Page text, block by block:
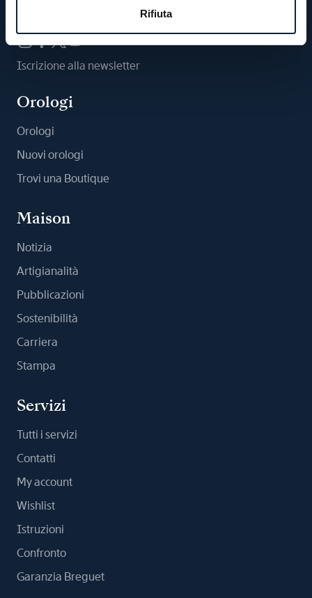
Rifiuta
Iscrizione alla newsletter
Orologi
Orologi
Nuovi orologi
Trovi una Boutique
Maison
Notizia
Artigianalità
Pubblicazioni
Sostenibilità
Carriera
Stampa
Servizi
Tutti i servizi
Contatti
My account
Wishlist
Istruzioni
Confronto
Garanzia Breguet